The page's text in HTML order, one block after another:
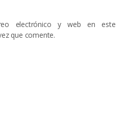
electrónico y web en este
que comente.